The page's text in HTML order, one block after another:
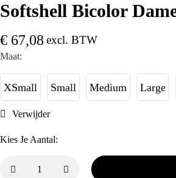
Softshell Bicolor
€ 67,08 excl. BTW
Maat:
XSmall Small Medium Large
Verwijder
Kies Je Aantal: